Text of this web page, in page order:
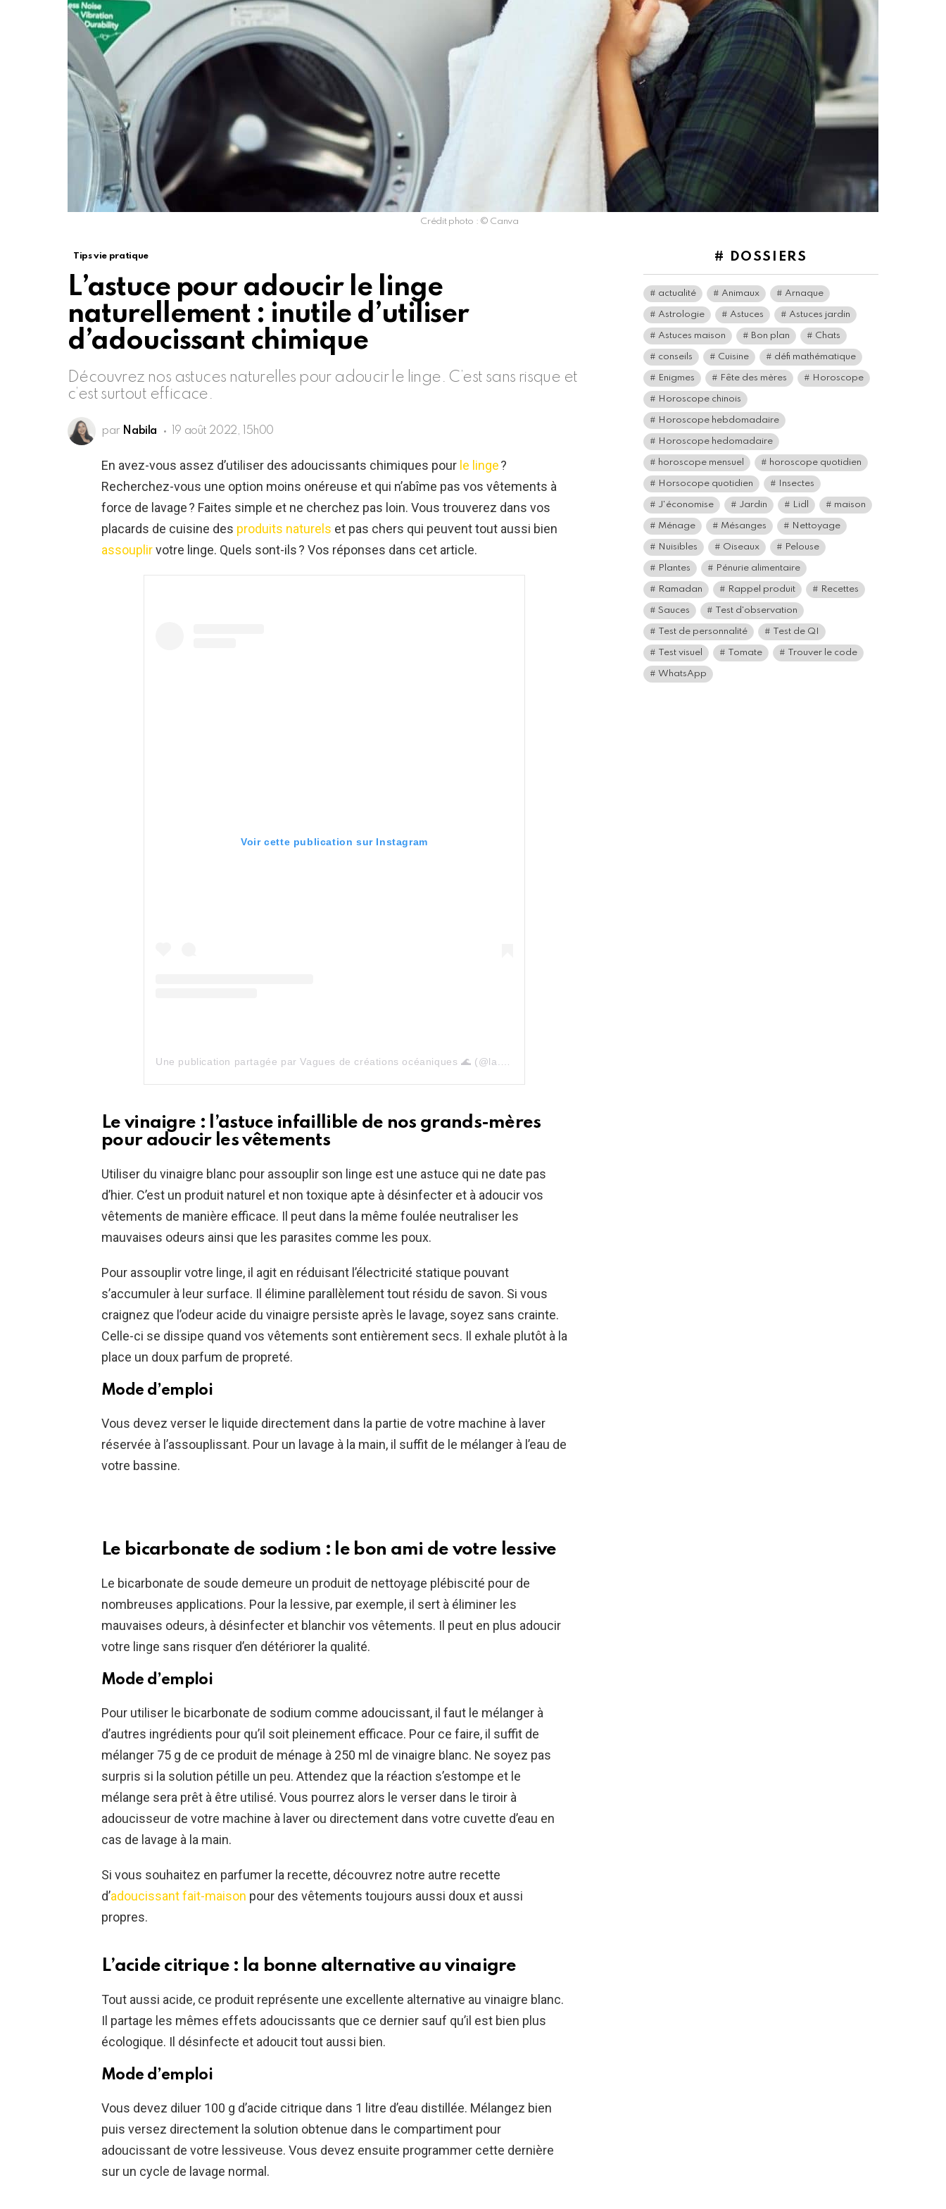
Crédit photo : © Canva
Tips vie pratique
L’astuce pour adoucir le linge
naturellement : inutile d’utiliser
d’adoucissant chimique
Découvrez nos astuces naturelles pour adoucir le linge. C’est sans risque et
c’est surtout efficace.
par Nabila 19 août 2022, 15h00
En avez-vous assez d’utiliser des adoucissants chimiques pour le linge?
Recherchez-vous une option moins onéreuse et qui n’abîme pas vos vêtements à
force de lavage ? Faites simple et ne cherchez pas loin. Vous trouverez dans vos
placards de cuisine des produits naturels et pas chers qui peuvent tout aussi bien
assouplirvotre linge. Quels sont-ils ? Vos réponses dans cet article.
Voir cette publication sur Instagram
Le vinaigre : l’astuce infaillible de nos grands-mères
pour adoucir les vêtements
Utiliser du vinaigre blanc pour assouplir son linge est une astuce qui ne date pas
d’hier. C’est un produit naturel et non toxique apte à désinfecter et à adoucir vos
vêtements de manière efficace. Il peut dans la même foulée neutraliser les
mauvaises odeurs ainsi que les parasites comme les poux.
Pour assouplir votre linge, il agit en réduisant l’électricité statique pouvant
s’accumuler à leur surface. Il élimine parallèlement tout résidu de savon. Si vous
craignez que l’odeur acide du vinaigre persiste après le lavage, soyez sans crainte.
Celle-ci se dissipe quand vos vêtements sont entièrement secs. Il exhale plutôt à la
place un doux parfum de propreté.
Mode d’emploi
Vous devez verser le liquide directement dans la partie de votre machine à laver
réservée à l’assouplissant. Pour un lavage à la main, il suffit de le mélanger à l’eau de
votre bassine.
Le bicarbonate de sodium : le bon ami de votre lessive
Le bicarbonate de soude demeure un produit de nettoyage plébiscité pour de
nombreuses applications. Pour la lessive, par exemple, il sert à éliminer les
mauvaises odeurs, à désinfecter et blanchir vos vêtements. Il peut en plus adoucir
votre linge sans risquer d’en détériorer la qualité.
Mode d’emploi
Pour utiliser le bicarbonate de sodium comme adoucissant, il faut le mélanger à
d’autres ingrédients pour qu’il soit pleinement efficace. Pour ce faire, il suffit de
mélanger 75 g de ce produit de ménage à 250 ml de vinaigre blanc. Ne soyez pas
surpris si la solution pétille un peu. Attendez que la réaction s’estompe et le
mélange sera prêt à être utilisé. Vous pourrez alors le verser dans le tiroir à
adoucisseur de votre machine à laver ou directement dans votre cuvette d’eau en
cas de lavage à la main.
Si vous souhaitez en parfumer la recette, découvrez notre autre recette
d’adoucissant fait-maison pour des vêtements toujours aussi doux et aussi
propres.
L’acide citrique : la bonne alternative au vinaigre
Tout aussi acide, ce produit représente une excellente alternative au vinaigre blanc.
Il partage les mêmes effets adoucissants que ce dernier sauf qu’il est bien plus
écologique. Il désinfecte et adoucit tout aussi bien.
Mode d’emploi
Vous devez diluer 100 g d’acide citrique dans 1 litre d’eau distillée. Mélangez bien
puis versez directement la solution obtenue dans le compartiment pour
adoucissant de votre lessiveuse. Vous devez ensuite programmer cette dernière
sur un cycle de lavage normal.
# DOSSIERS
actualité Animaux Arnaque
Astrologie Astuces Astuces jardin
Astuces maison Bon plan Chats
conseils Cuisine défi mathématique
Enigmes Fête des mères Horoscope
Horoscope chinois
Horoscope hebdomadaire
Horoscope hedomadaire
horoscope mensuel horoscope quotidien
Horsocope quotidien Insectes
J'économise Jardin Lidl maison
Ménage Mésanges Nettoyage
Nuisibles Oiseaux Pelouse
Plantes Pénurie alimentaire
Ramadan Rappel produit Recettes
Sauces Test d'observation
Test de personnalité Test de QI
Test visuel Tomate Trouver le code
WhatsApp